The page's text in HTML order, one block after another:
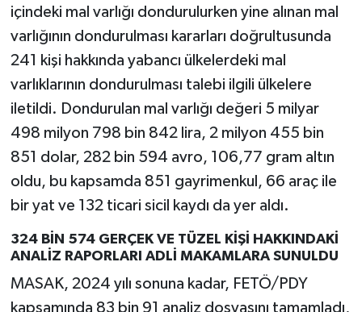
içindeki mal varlığı dondurulurken yine alınan mal
varlığının dondurulması kararları doğrultusunda
241 kişi hakkında yabancı ülkelerdeki mal
varlıklarının dondurulması talebi ilgili ülkelere
iletildi. Dondurulan mal varlığı değeri 5 milyar
498 milyon 798 bin 842 lira, 2 milyon 455 bin
851 dolar, 282 bin 594 avro, 106,77 gram altın
oldu, bu kapsamda 851 gayrimenkul, 66 araç ile
bir yat ve 132 ticari sicil kaydı da yer aldı.
324 BİN 574 GERÇEK VE TÜZEL KİŞİ HAKKINDAKİ
ANALİZ RAPORLARI ADLİ MAKAMLARA SUNULDU
MASAK, 2024 yılı sonuna kadar, FETÖ/PDY
kapsamında 83 bin 91 analiz dosyasını tamamladı,